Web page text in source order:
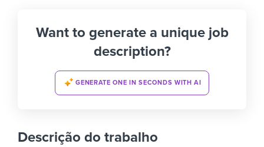
Want to generate a unique job
description?
GENERATE ONE IN SECONDS WITH AI
Descrição do trabalho